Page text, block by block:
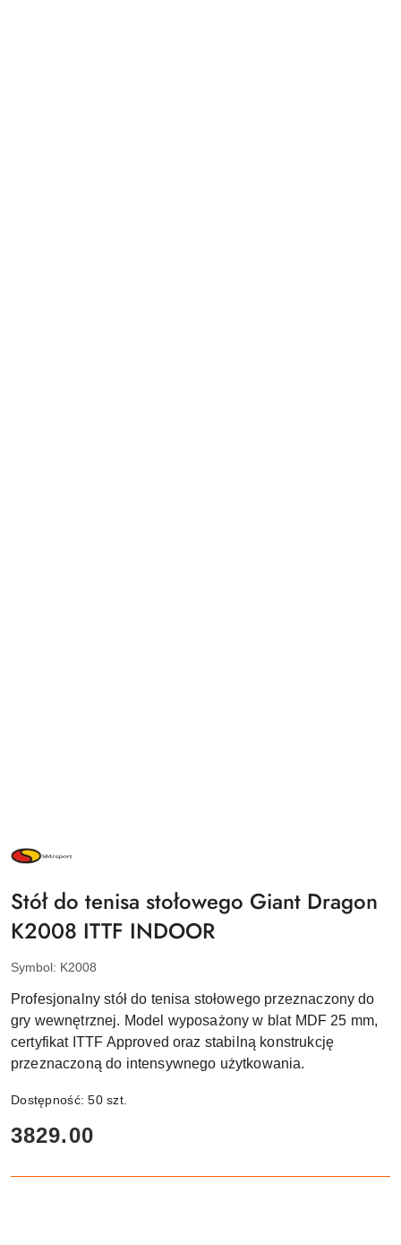
NAZWA
PRODUCENTA:
Stół do tenisa stołowego Giant Dragon
K2008 ITTF INDOOR
Symbol: K2008
Profesjonalny stół do tenisa stołowego przeznaczony do
gry wewnętrznej. Model wyposażony w blat MDF 25 mm,
certyfikat ITTF Approved oraz stabilną konstrukcję
przeznaczoną do intensywnego użytkowania.
Dostępność:50szt.
cena:
3829.00